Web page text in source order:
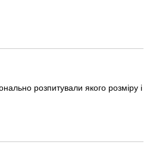
розпитували якого розміру і